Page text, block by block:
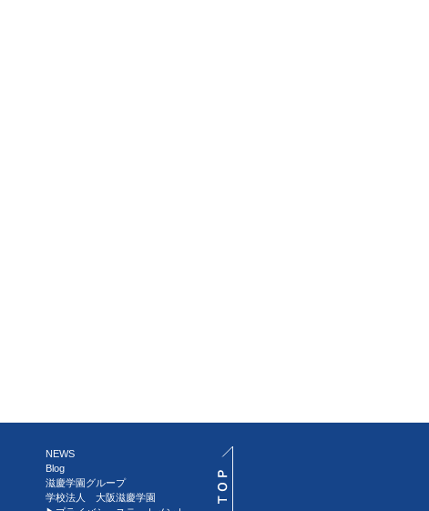
NEWS
Blog
滋慶学園グループ
学校法人 大阪滋慶学園